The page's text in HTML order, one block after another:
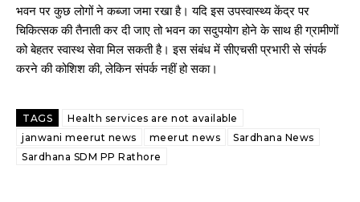
भवन पर कुछ लोगों ने कब्जा जमा रखा है। यदि इस उपस्वास्थ्य केंद्र पर
चिकित्सक की तैनाती कर दी जाए तो भवन का सदुपयोग होने के साथ ही ग्रामीणों
को बेहतर स्वास्थ सेवा मिल सकती है। इस संबंध में सीएचसी प्रभारी से संपर्क
करने की कोशिश की, लेकिन संपर्क नहीं हो सका।
TAGS
Health services are not available
janwani meerut news
meerut news
Sardhana News
Sardhana SDM PP Rathore